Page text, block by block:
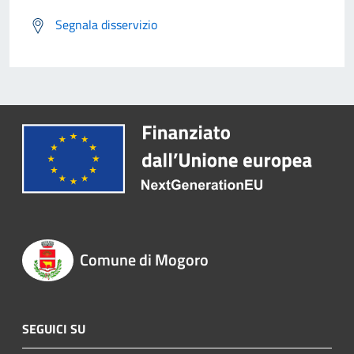
Segnala disservizio
Comune di Mogoro
SEGUICI SU